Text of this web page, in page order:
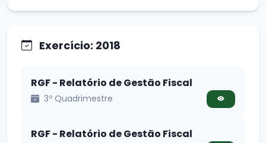
Exercício: 2018
RGF - Relatório de Gestão Fiscal
3º Quadrimestre
RGF - Relatório de Gestão Fiscal